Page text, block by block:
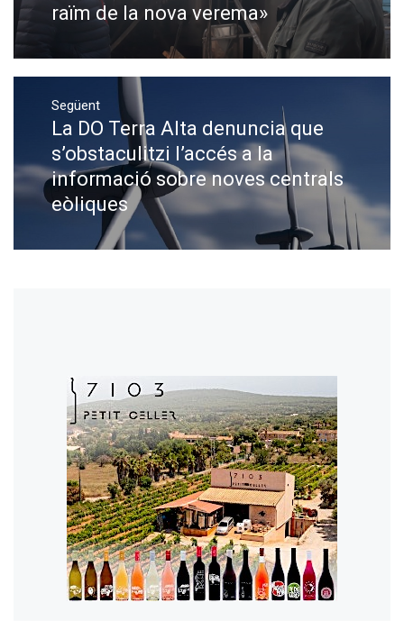
raïm de la nova verema»
Següent
Next
post:
La DO Terra Alta denuncia que
s’obstaculitzi l’accés a la
informació sobre noves centrals
eòliques